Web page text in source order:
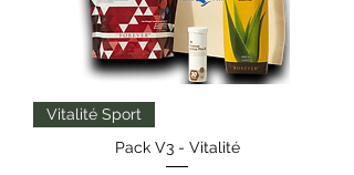
Vitalité Sport
Pack V3 - Vitalité